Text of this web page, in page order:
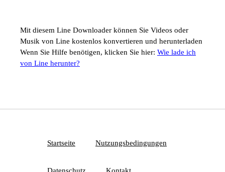
Mit diesem Line Downloader können Sie Videos oder
Musik von Line kostenlos konvertieren und herunterladen
Wenn Sie Hilfe benötigen, klicken Sie hier: Wie lade ich
von Line herunter?
Startseite Nutzungsbedingungen